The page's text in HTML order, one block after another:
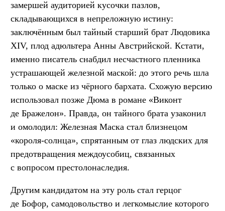
замершей аудиторией кусочки пазлов,
складывающихся в непреложную истину:
заключённым был тайный старший брат Людовика
XIV, плод адюльтера Анны Австрийской. Кстати,
именно писатель снабдил несчастного пленника
устрашающей железной маской: до этого речь шла
только о маске из чёрного бархата. Схожую версию
использовал позже Дюма в романе «Виконт
де Бражелон». Правда, он тайного брата узаконил
и омолодил: Железная Маска стал близнецом
«короля-солнца», спрятанным от глаз людских для
предотвращения междоусобиц, связанных
с вопросом престолонаследия.
Другим кандидатом на эту роль стал герцог
де Бофор, самодовольство и легкомыслие которого